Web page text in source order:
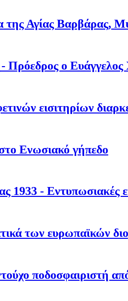
Αγίας Βαρβάρας,
ο Ευάγγελος
εισιτηρίων
Ενωσιακό γήπεδο
- Εντυπωσιακές
των ευρωπαϊκών